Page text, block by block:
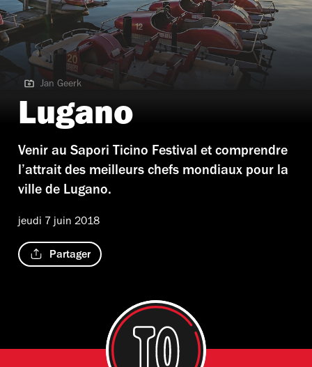
Jan Geerk | Schweiz. ganz natuerlich. Winterabend in Lugano.
Jan Geerk
Lugano
Venir au Sapori Ticino Festival et comprendre
l’attrait des meilleurs chefs mondiaux pour la
ville de Lugano.
jeudi 7 juin 2018
Partager